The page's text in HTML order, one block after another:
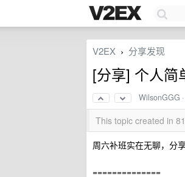
V2EX › 分享发现
[分享] 个人
WilsonGGG ·
This topic created in
周六补班实在无聊，分
==============